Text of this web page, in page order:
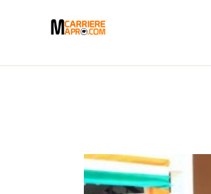
Accueil
A Propos